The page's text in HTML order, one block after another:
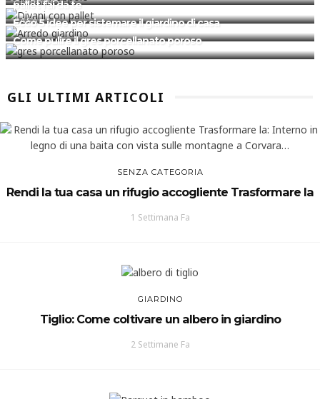
pallet fai da te
GIARDINO
Ecco 5 idee per sistemare il giardino di casa
CASA
Come pulire il gres porcellanato poroso
GLI ULTIMI ARTICOLI
SENZA CATEGORIA
Rendi la tua casa un rifugio accogliente Trasformare la
1 Settimana Fa
GIARDINO
Tiglio: Come coltivare un albero in giardino
2 Settimane Fa